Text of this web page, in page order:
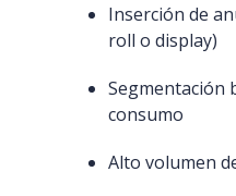
Inserción de
roll o display)
Segmentación
consumo
Alto volumen